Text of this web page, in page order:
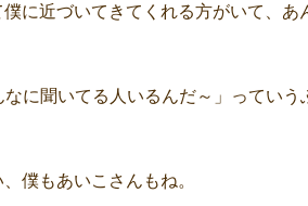
に近づいてきてくれる方がいて、あ
に聞いてる人いるんだ～」っていう
僕もあいこさんもね。